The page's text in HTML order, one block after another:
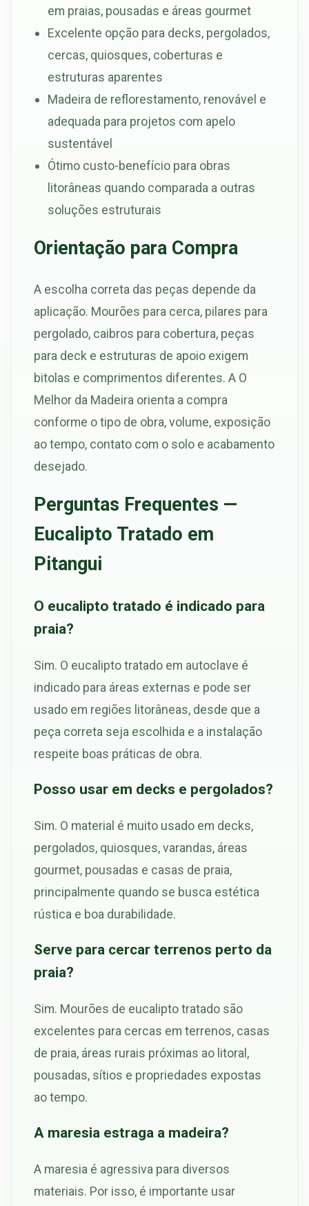
em praias, pousadas e áreas gourmet
Excelente opção para decks, pergolados,
cercas, quiosques, coberturas e
estruturas aparentes
Madeira de reflorestamento, renovável e
adequada para projetos com apelo
sustentável
Ótimo custo-benefício para obras
litorâneas quando comparada a outras
soluções estruturais
Orientação para Compra
A escolha correta das peças depende da
aplicação. Mourões para cerca, pilares para
pergolado, caibros para cobertura, peças
para deck e estruturas de apoio exigem
bitolas e comprimentos diferentes. A O
Melhor da Madeira orienta a compra
conforme o tipo de obra, volume, exposição
ao tempo, contato com o solo e acabamento
desejado.
Perguntas Frequentes —
Eucalipto Tratado em
Pitangui
O eucalipto tratado é indicado para
praia?
Sim. O eucalipto tratado em autoclave é
indicado para áreas externas e pode ser
usado em regiões litorâneas, desde que a
peça correta seja escolhida e a instalação
respeite boas práticas de obra.
Posso usar em decks e pergolados?
Sim. O material é muito usado em decks,
pergolados, quiosques, varandas, áreas
gourmet, pousadas e casas de praia,
principalmente quando se busca estética
rústica e boa durabilidade.
Serve para cercar terrenos perto da
praia?
Sim. Mourões de eucalipto tratado são
excelentes para cercas em terrenos, casas
de praia, áreas rurais próximas ao litoral,
pousadas, sítios e propriedades expostas
ao tempo.
A maresia estraga a madeira?
A maresia é agressiva para diversos
materiais. Por isso, é importante usar